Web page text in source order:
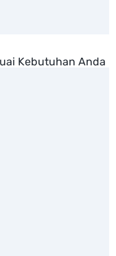
Kebutuhan Anda